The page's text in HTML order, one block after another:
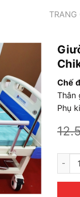
TRANG
Chế
Thân
Phụ